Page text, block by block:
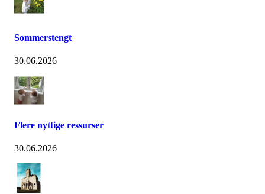
Sommerstengt
30.06.2026
Flere nyttige ressurser
30.06.2026